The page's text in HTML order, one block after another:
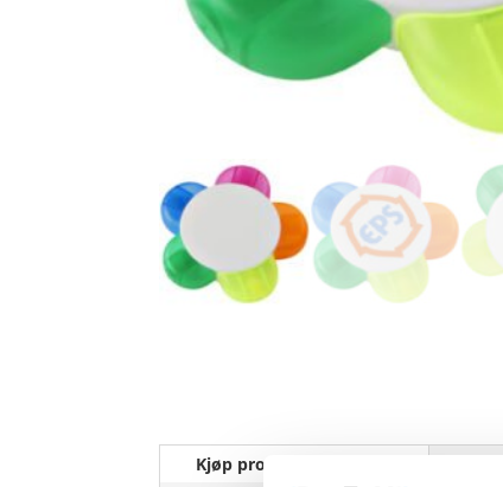
Kjøp produkt uten print